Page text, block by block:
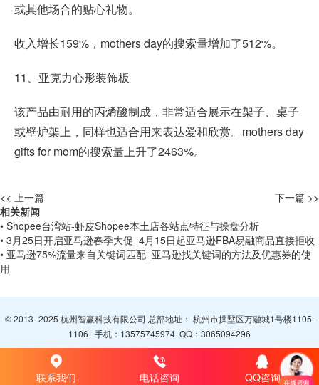
或其他场合的贴心礼物。
收入增长159%，mothers day的搜索量增加了512%。
11、亚克力心形装饰板
该产品由耐用的丙烯酸制成，非常适合展示在架子、桌子
或壁炉架上，同样也适合用来表达爱和欣赏。mothers day
gifts for mom的搜索量上升了2463%。
<< 上一篇
下一篇 >>
相关新闻
• Shopee台湾站-虾皮Shopee本土店各站点特征与操盘分析
• 3月25日开启亚马逊春季大促_4月15日起亚马逊FBA易融商品直接拒收
• 亚马逊75%流量来自关键词匹配_亚马逊找关键词的方法及优惠券的使
用
© 2013- 2025 杭州智赢科技有限公司 总部地址： 杭州市拱墅区万融城1号楼1105-
1106 手机： 13575745974 QQ： 3065094296
联系我们 电话咨询 QQ咨询